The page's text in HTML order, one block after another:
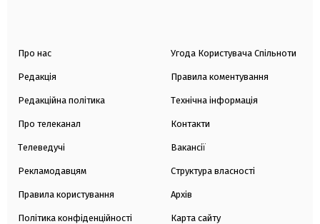
Про нас
Редакція
Редакційна політика
Про телеканал
Телеведучі
Рекламодавцям
Правила користування
Політика конфіденційності
Угода Користувача Спільноти
Правила коментування
Технічна інформація
Контакти
Вакансії
Структура власності
Архів
Карта сайту